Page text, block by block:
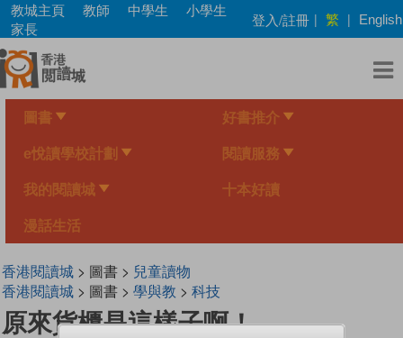
Skip
main
content
教城主頁 教師 中學生
小學生
家長
登入/註冊 | 繁 | English
圖書 好書推介
e悅讀學校計劃 閱讀服務
我的閱讀城 十本好讀
漫話生活
香港閱讀城> 圖書 > 兒童讀物
香港閱讀城> 圖書 > 學與教 > 科技
原來貨櫃是這樣子啊！